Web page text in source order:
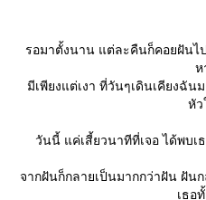
รอมาตั้งนาน แต่ละคืนก็คอยฝันไ
ห
มีเพียงแต่เงา ที่วันๆเดินเคียงฉั
หัว
วันนี้ แค่เสี้ยวนาทีที่เจอ ได้พบเ
จากฝันก็กลายเป็นมากกว่าฝัน ฝัน
เธอ